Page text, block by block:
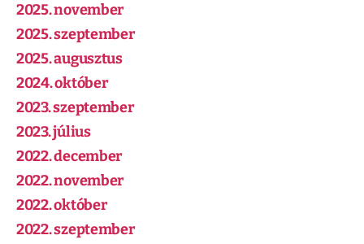
2025. november
2025. szeptember
2025. augusztus
2024. október
2023. szeptember
2023. július
2022. december
2022. november
2022. október
2022. szeptember